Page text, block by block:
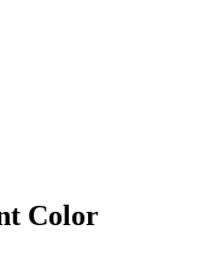
Color